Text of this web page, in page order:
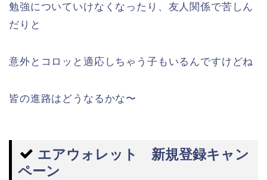
勉強についていけなくなったり、友人関係で苦しん
だりと
意外とコロッと適応しちゃう子もいるんですけどね
皆の進路はどうなるかな〜
エアウォレット 新規登録キャン
ペーン